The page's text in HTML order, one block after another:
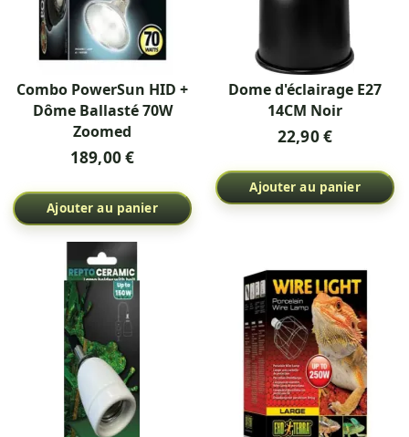
Combo PowerSun HID +
Dôme Ballasté 70W
Zoomed
189,00 €
Ajouter au panier
Dome d'éclairage E27
14CM Noir
22,90 €
Ajouter au panier